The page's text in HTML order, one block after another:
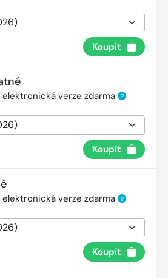
Koupit
verze zdarma ?
Koupit
verze zdarma ?
Koupit